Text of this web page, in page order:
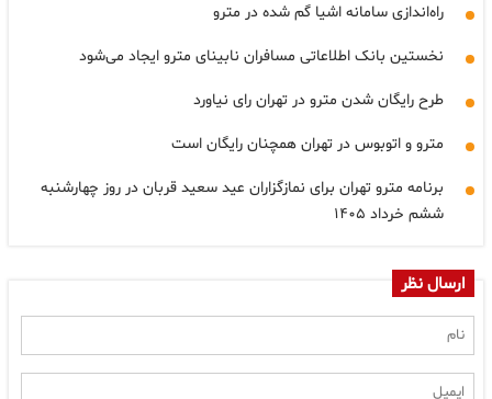
راه‌اندازی سامانه اشیا گم شده در مترو
نخستین بانک اطلاعاتی مسافران نابینای مترو ایجاد می‌شود
طرح رایگان شدن مترو در تهران رای نیاورد
مترو و اتوبوس در تهران همچنان رایگان است
برنامه مترو تهران برای نمازگزاران عید سعید قربان در روز چهارشنبه
ششم خرداد ۱۴۰۵
ارسال نظر